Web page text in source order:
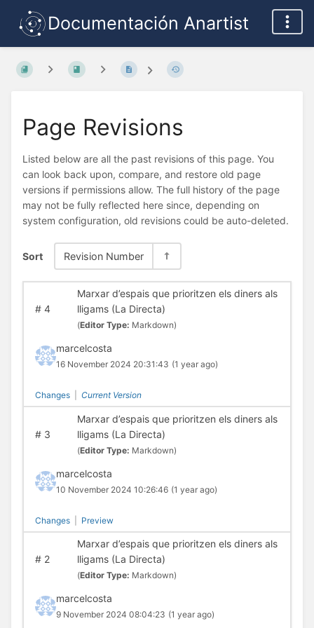
Documentación Anartist
Page Revisions
Listed below are all the past revisions of this page. You
can look back upon, compare, and restore old page
versions if permissions allow. The full history of the page
may not be fully reflected here since, depending on
system configuration, old revisions could be auto-deleted.
Sort Revision Number
#4
Marxar d’espais que prioritzen els diners als
lligams (La Directa)
(Editor Type: Markdown)
marcelcosta
16 November 2024 20:31:43 (1 year ago)
Changes Current Version
#3
Marxar d’espais que prioritzen els diners als
lligams (La Directa)
(Editor Type: Markdown)
marcelcosta
10 November 2024 10:26:46 (1 year ago)
Changes Preview
#2
Marxar d’espais que prioritzen els diners als
lligams (La Directa)
(Editor Type: Markdown)
marcelcosta
9 November 2024 08:04:23 (1 year ago)